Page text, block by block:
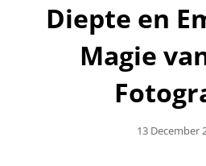
Diepte en
Magie
Geplaatst
13 December